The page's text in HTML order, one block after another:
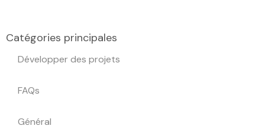
Catégories principales
Développer des projets
FAQs
Général